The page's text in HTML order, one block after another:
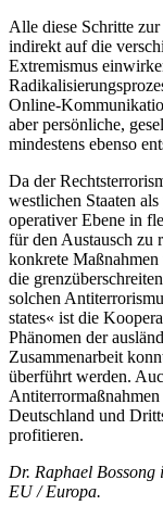
Alle diese Schritte
indirekt auf die
Extremismus
Online-
aber persönliche,
mindestens ebenso
Da der
westlichen Staaten
operativer Ebene in
für den Aus­tausch zu
konkrete
die
solchen
states« ist die
Phänomen der
Zusammenarbeit
überführt wer­den.
Deutschland und
profitieren.
Dr. Raphael Bossong
EU / Europa.